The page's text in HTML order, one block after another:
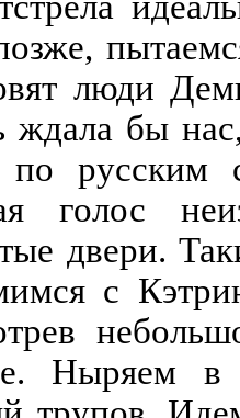
люди
ждала бы
по русским
голос
двери.
с
Ныряем